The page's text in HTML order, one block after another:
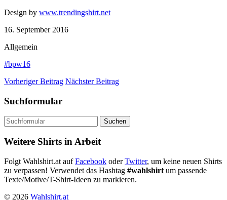
Design by www.trendingshirt.net
16. September 2016
Allgemein
#bpw16
Vorheriger Beitrag Nächster Beitrag
Suchformular
Suchen
nach:
Weitere Shirts in Arbeit
Folgt Wahlshirt.at aufFacebook oderTwitter, um keine neuen Shirts
zu verpassen! Verwendet das Hashtag #wahlshirt um passende
Texte/Motive/T-Shirt-Ideen zu markieren.
© 2026 Wahlshirt.at